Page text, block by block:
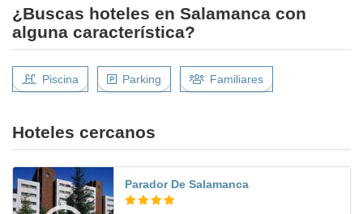
¿Buscas hoteles en Salamanca con
alguna característica?
Piscina Parking Familiares
Hoteles cercanos
Parador De Salamanca